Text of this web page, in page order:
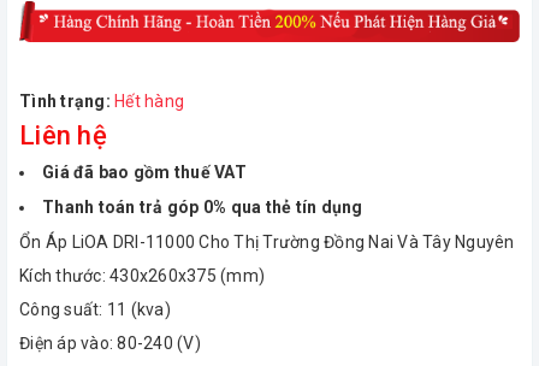
Tình trạng: Hết hàng
Liên hệ
Giá đã bao gồm thuế VAT
Thanh toán trả góp 0% qua thẻ tín dụng
Ổn Áp LiOA DRI-11000 Cho Thị Trường Đồng Nai Và Tây Nguyên
Kích thước: 430x260x375 (mm)
Công suất: 11 (kva)
Điện áp vào: 80-240 (V)